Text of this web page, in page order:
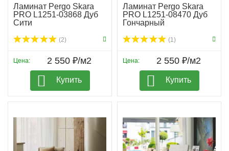
Ламинат Pergo Skara
PRO L1251-03868 Дуб
Сити
(2)
Цена: 2 550 ₽/м2
Купить
Ламинат Pergo Skara
PRO L1251-08470 Дуб
Гончарный
(1)
Цена: 2 550 ₽/м2
Купить